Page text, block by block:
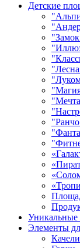
Детские
Элементы
Качели